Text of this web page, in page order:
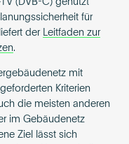
(DVB-C) genutzt
für
der Leitfaden zur
.
mit
Kriterien
die meisten anderen
im Gebäudenetz
Ziel lässt sich